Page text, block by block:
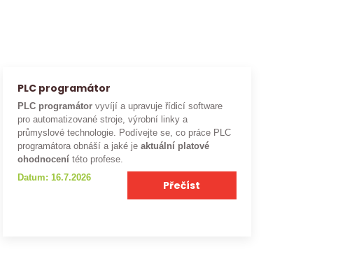
PLC programátor
PLC programátor vyvíjí a upravuje řídicí software
pro automatizované stroje, výrobní linky a
průmyslové technologie. Podívejte se, co práce PLC
programátora obnáší a jaké je aktuální platové
ohodnocení této profese.
Datum: 16.7.2026
Přečíst